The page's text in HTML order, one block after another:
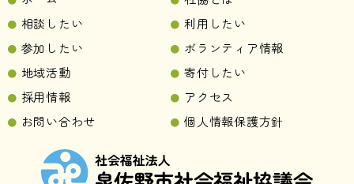
相談したい
利用したい
参加したい
ボランティア情報
地域活動
寄付したい
採用情報
アクセス
お問い合わせ
個人情報保護方針